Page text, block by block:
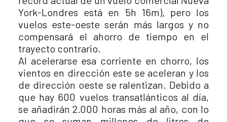
York-Londres está en 5h 16m), pero los
vuelos este-oeste serán más largos y no
compensará el ahorro de tiempo en el
trayecto contrario.
Al acelerarse esa corriente en chorro, los
vientos en dirección este se aceleran y los
de dirección oeste se ralentizan. Debido a
que hay 600 vuelos transatlánticos al día,
se añadirán 2.000 horas más al año, con lo